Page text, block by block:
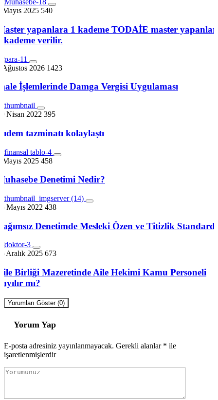
Mayıs 2025 540
yapanlara 1 kademe TODAİE master
kademe verilir.
Ağustos 2026 1423
İşlemlerinde Damga Vergisi Uygulaması
Nisan 2022 395
tazminatı kolaylaştı
Mayıs 2025 458
Denetimi Nedir?
Mayıs 2022 438
Denetimde Mesleki Özen ve Titizlik Standardı
Aralık 2025 673
Birliği Mazeretinde Aile Hekimi Kamu Personeli
mı?
Yorumları Göster (0)
Yorum Yap
E-posta adresiniz yayınlanmayacak. Gerekli alanlar * ile
işaretlenmişlerdir